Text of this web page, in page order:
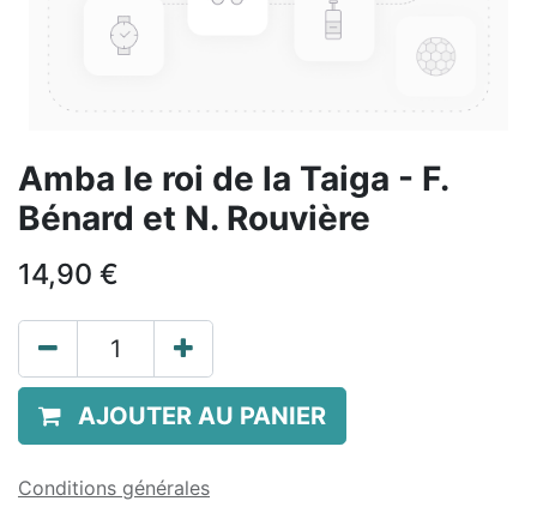
Amba le roi de la Taiga - F.
Bénard et N. Rouvière
14,90 €
AJOUTER AU PANIER
Conditions générales